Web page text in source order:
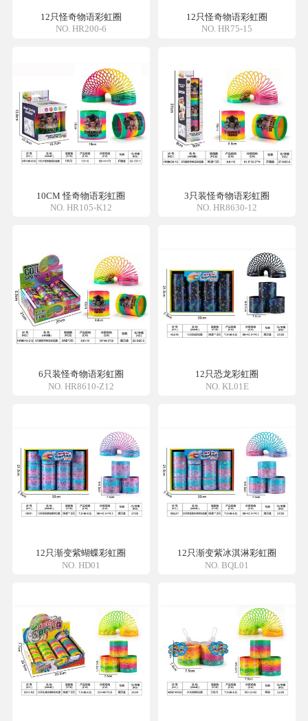
12只怪奇物语彩虹圈
NO. HR200-6
12只怪奇物语彩虹圈
NO. HR75-15
10CM 怪奇物语彩虹圈
NO. HR105-K12
3只装怪奇物语彩虹圈
NO. HR8630-12
6只装怪奇物语彩虹圈
NO. HR8610-Z12
12只恐龙彩虹圈
NO. KL01E
12只渐变紫蝴蝶彩虹圈
NO. HD01
12只渐变紫冰淇淋彩虹圈
NO. BQL01